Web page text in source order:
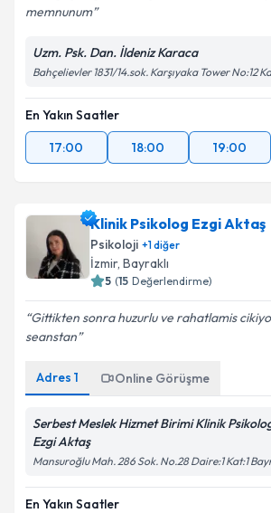
memnunum
Uzm. Psk. Dan. İldeniz Karaca
Bahçelievler 1831/14.sok. Karşıyaka Tower No:12
En Yakın Saatler
17:00
18:00 19:00
Klinik Psikolog Ezgi Aktaş
Psikoloji +1diğer
İzmir, Bayraklı
5 (15 Değerlendirme)
Gittikten sonra huzurlu ve rahatlamis
seanstan
Adres 1 Online Görüşme
Serbest Meslek Hizmet Birimi Klinik
Ezgi Aktaş
Mansuroğlu Mah. 286 Sok. No.28 Daire:1 Kat:1
En Yakın Saatler